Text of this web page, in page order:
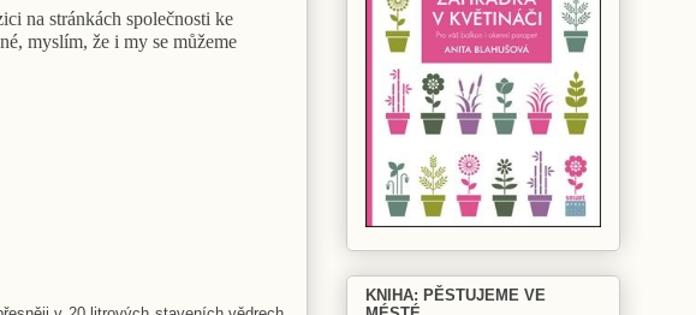
na stránkách společnosti ke
myslím, že i my se můžeme
KNIHA: PĚSTUJEME VE